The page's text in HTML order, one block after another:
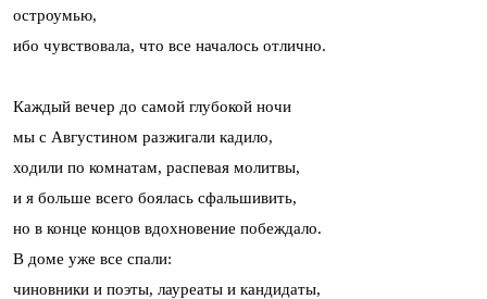
остроумью,
ибо чувствовала, что все началось отлично.
Каждый вечер до самой глубокой ночи
мы с Августином разжигали кадило,
ходили по комнатам, распевая молитвы,
и я больше всего боялась сфальшивить,
но в конце концов вдохновение побеждало.
В доме уже все спали:
чиновники и поэты, лауреаты и кандидаты,